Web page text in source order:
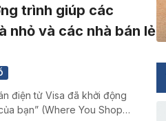
trình giúp các
nhỏ và các nhà bán lẻ
điện tử Visa đã khởi động
bạn” (Where You Shop…